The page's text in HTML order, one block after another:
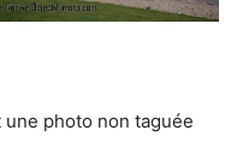
photo non taguée